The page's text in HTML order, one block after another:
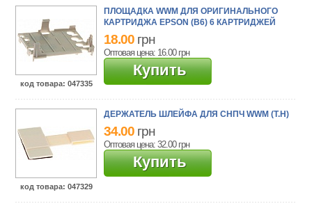
код товара: 047335
ПЛОЩАДКА WWM ДЛЯ ОРИГИНАЛЬНОГО
КАРТРИДЖА EPSON (B6) 6 КАРТРИДЖЕЙ
18.00 грн
Оптовая цена: 16.00 грн
Купить
код товара: 047329
ДЕРЖАТЕЛЬ ШЛЕЙФА ДЛЯ СНПЧ WWM (T.H)
34.00 грн
Оптовая цена: 32.00 грн
Купить